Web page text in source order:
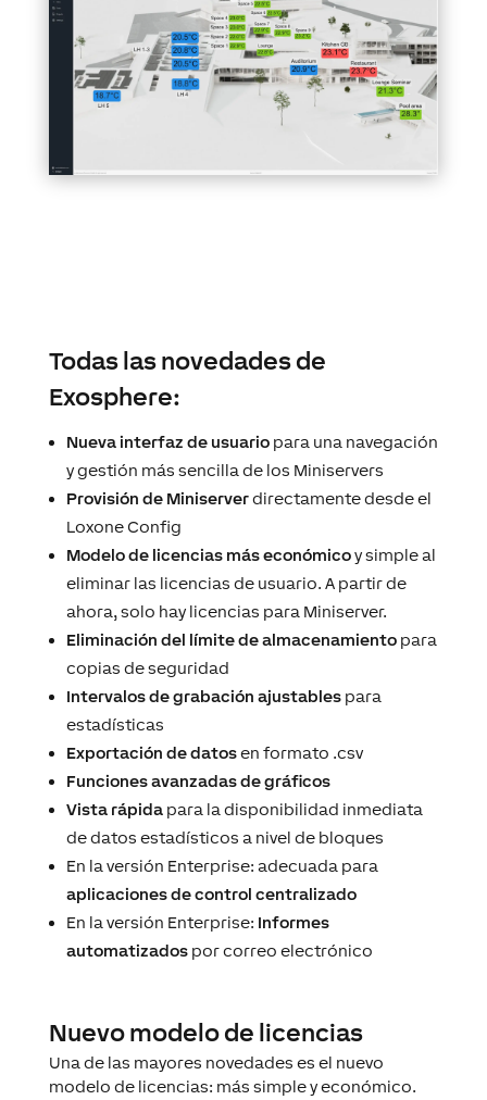
Todas las novedades de
Exosphere:
Nueva interfaz de usuariopara una navegación
y gestión más sencilla de los Miniservers
Provisión de Miniserverdirectamente desde el
Loxone Config
Modelo de licencias más económicoy simple al
eliminar las licencias de usuario. A partir de
ahora, solo hay licencias para Miniserver.
Eliminación del límite de almacenamientopara
copias de seguridad
Intervalos de grabación ajustablespara
estadísticas
Exportación de datosen formato .csv
Funciones avanzadas de gráficos
Vista rápidapara la disponibilidad inmediata
de datos estadísticos a nivel de bloques
En la versión Enterprise: adecuada para
aplicaciones de control centralizado
En la versión Enterprise: Informes
automatizadospor correo electrónico
Nuevo modelo de licencias
Una de las mayores novedades es el nuevo
modelo de licencias: más simple y económico.